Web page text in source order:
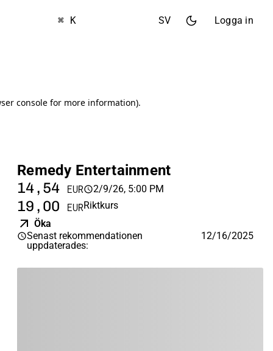
⌘ K SV Logga in
Remedy Entertainment
14,54 EUR 2/9/26, 5:00 PM
19,00 EURRiktkurs
Öka
Senast rekommendationen
uppdaterades:
12/16/2025